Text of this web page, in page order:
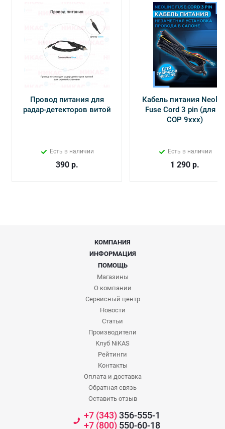
Провод питания для
радар-детекторов витой
Есть в наличии
390р.
Кабель питания
Fuse Cord 3 pin (для Х-
СОР 9ххх)
Есть в наличии
1 290 р.
КОМПАНИЯ
ИНФОРМАЦИЯ
ПОМОЩЬ
Магазины
О компании
Сервисный центр
Новости
Статьи
Производители
Клуб NiKAS
Рейтинги
Контакты
Оплата и доставка
Обратная связь
Оставить отзыв
+7 (343)356-555-1
+7 (800)550-60-18